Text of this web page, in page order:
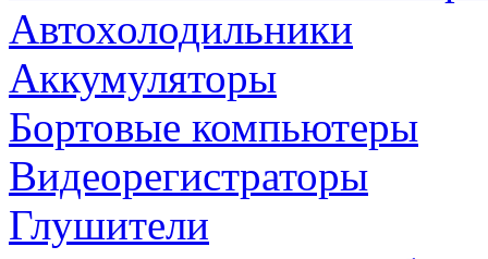
Автохолодильники
Аккумуляторы
Бортовые компьютеры
Видеорегистраторы
Глушители